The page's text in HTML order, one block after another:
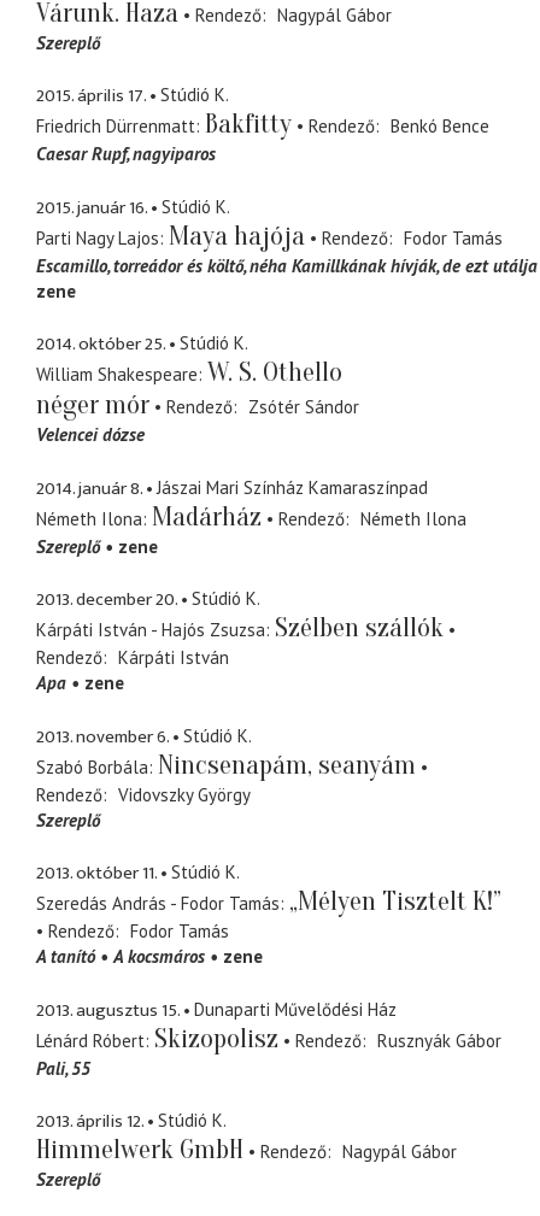
Várunk. Haza Rendező
Nagypál Gábor
Szereplő
2015. április 17.
Stúdió K.
Friedrich Dürrenmatt Bakfitty Rendező
Benkó Bence
Caesar Rupf nagyiparos
2015. január 16.
Stúdió K.
Parti Nagy Lajos Maya hajója Rendező
Fodor Tamás
Escamillo torreádor és költő, néha Kamillkának hívják, de ezt utálja
zene
2014. október 25.
Stúdió K.
William Shakespeare W. S. Othello
néger mór
Rendező
Zsótér Sándor
Velencei dózse
2014. január 8.
Jászai Mari Színház Kamaraszínpad
Németh Ilona Madárház Rendező
Németh Ilona
Szereplő
zene
2013. december 20.
Stúdió K.
Kárpáti István - Hajós Zsuzsa Szélben szállók
Rendező
Kárpáti István
Apa
zene
2013. november 6.
Stúdió K.
Szabó Borbála Nincsenapám, seanyám
Rendező
Vidovszky György
Szereplő
2013. október 11.
Stúdió K.
Szeredás András - Fodor Tamás „Mélyen Tisztelt K!”
Rendező
Fodor Tamás
A tanító
A kocsmáros zene
2013. augusztus 15.
Dunaparti Művelődési Ház
Lénárd Róbert Skizopolisz Rendező
Rusznyák Gábor
Pali, 55
2013. április 12. Stúdió K.
Himmelwerk GmbH Rendező
Nagypál Gábor
Szereplő